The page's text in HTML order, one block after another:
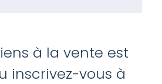
à la vente est
inscrivez-vous à